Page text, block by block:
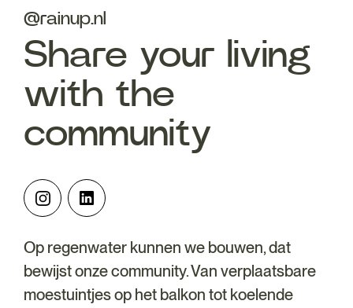
@rainup.nl
Share your living
with the
community
Op regenwater kunnen we bouwen, dat
bewijst onze community. Van verplaatsbare
moestuintjes op het balkon tot koelende